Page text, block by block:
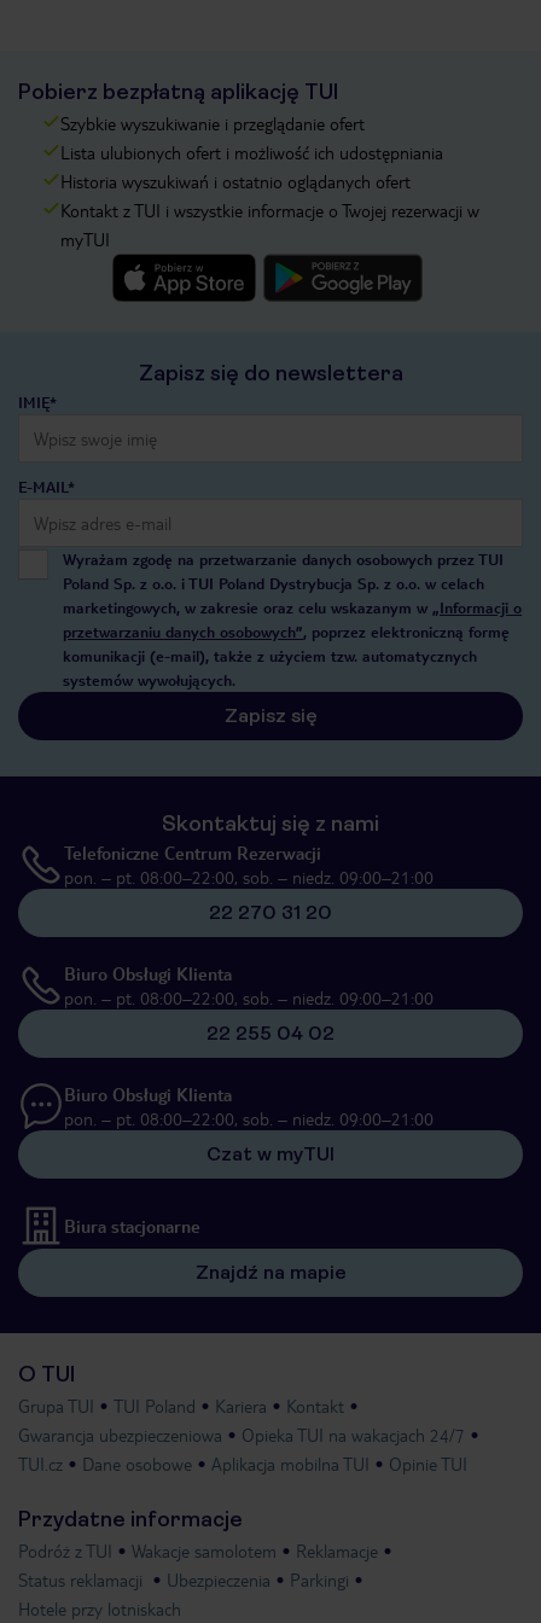
Pobierz bezpłatną aplikację TUI
Szybkie wyszukiwanie i przeglądanie ofert
Lista ulubionych ofert i możliwość ich udostępniania
Historia wyszukiwań i ostatnio oglądanych ofert
Kontakt z TUI i wszystkie informacje o Twojej rezerwacji w
myTUI
Zapisz się do newslettera
IMIĘ*
E-MAIL*
Wyrażam zgodę na przetwarzanie danych osobowych przez TUI
Poland Sp. z o.o. i TUI Poland Dystrybucja Sp. z o.o. w celach
marketingowych, w zakresie oraz celu wskazanym w „Informacji o
przetwarzaniu danych osobowych”, poprzez elektroniczną formę
komunikacji (e-mail), także z użyciem tzw. automatycznych
systemów wywołujących.
Zapisz się
Skontaktuj się z nami
Telefoniczne Centrum Rezerwacji
pon. – pt. 08:00–22:00, sob. – niedz. 09:00–21:00
22 270 31 20
Biuro Obsługi Klienta
pon. – pt. 08:00–22:00, sob. – niedz. 09:00–21:00
22 255 04 02
Biuro Obsługi Klienta
pon. – pt. 08:00–22:00, sob. – niedz. 09:00–21:00
Czat w myTUI
Biura stacjonarne
Znajdź na mapie
O TUI
Grupa TUI TUI Poland Kariera
Kontakt
Gwarancja ubezpieczeniowa
Opieka TUI na wakacjach 24/7
TUI.cz
Dane osobowe Aplikacja mobilna TUI Opinie TUI
Przydatne informacje
Podróż z TUI Wakacje samolotem
Reklamacje
Status reklamacji
Ubezpieczenia
Parkingi
Hotele przy lotniskach